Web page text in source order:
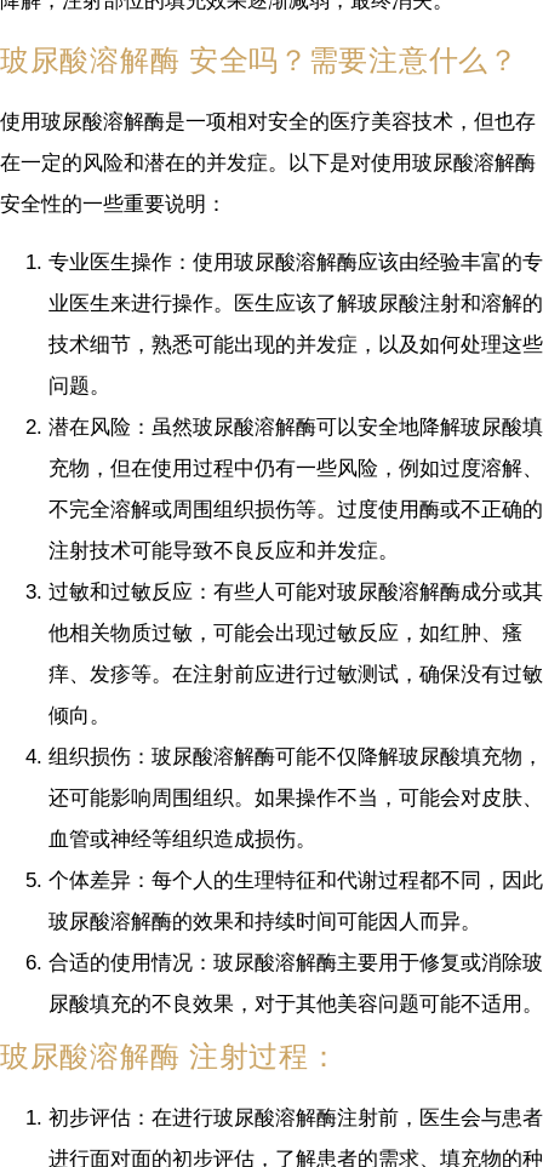
玻尿酸溶解酶 安全吗？需要注意什么？
使用玻尿酸溶解酶是一项相对安全的医疗美容技术，但也存
在一定的风险和潜在的并发症。以下是对使用玻尿酸溶解酶
安全性的一些重要说明：
专业医生操作：使用玻尿酸溶解酶应该由经验丰富的专
业医生来进行操作。医生应该了解玻尿酸注射和溶解的
技术细节，熟悉可能出现的并发症，以及如何处理这些
问题。
潜在风险：虽然玻尿酸溶解酶可以安全地降解玻尿酸填
充物，但在使用过程中仍有一些风险，例如过度溶解、
不完全溶解或周围组织损伤等。过度使用酶或不正确的
注射技术可能导致不良反应和并发症。
过敏和过敏反应：有些人可能对玻尿酸溶解酶成分或其
他相关物质过敏，可能会出现过敏反应，如红肿、瘙
痒、发疹等。在注射前应进行过敏测试，确保没有过敏
倾向。
组织损伤：玻尿酸溶解酶可能不仅降解玻尿酸填充物，
还可能影响周围组织。如果操作不当，可能会对皮肤、
血管或神经等组织造成损伤。
个体差异：每个人的生理特征和代谢过程都不同，因此
玻尿酸溶解酶的效果和持续时间可能因人而异。
合适的使用情况：玻尿酸溶解酶主要用于修复或消除玻
尿酸填充的不良效果，对于其他美容问题可能不适用。
玻尿酸溶解酶 注射过程：
初步评估：在进行玻尿酸溶解酶注射前，医生会与患者
进行面对面的初步评估，了解患者的需求、填充物的种